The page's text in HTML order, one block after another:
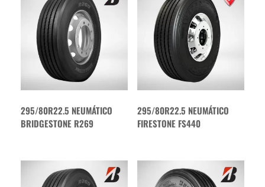
295/80R22.5 NEUMÁTICO
BRIDGESTONE R269
295/80R22.5 NEUMÁTICO
FIRESTONE FS440